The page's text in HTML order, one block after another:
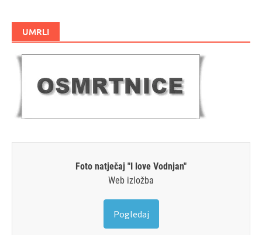
UMRLI
Foto natječaj "I love Vodnjan"
Web izložba
Pogledaj